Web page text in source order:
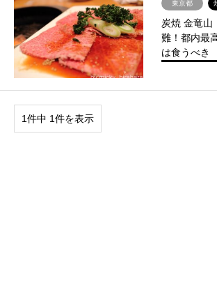
東京都
炭焼 金竜山
難！都内最
は食うべき
1件中 1件を表示